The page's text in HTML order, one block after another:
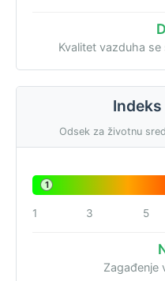
Kvalitet vazduha
Indeks
Odsek za životnu
1
1 3 5
Zagađenje